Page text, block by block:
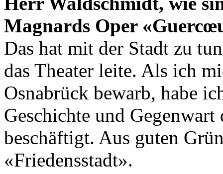
Magnards Oper
Das hat mit der Stadt zu
das Theater leite. Als ich
Osnabrück bewarb, habe
Geschichte und
beschäftigt. Aus guten
«Friedensstadt».